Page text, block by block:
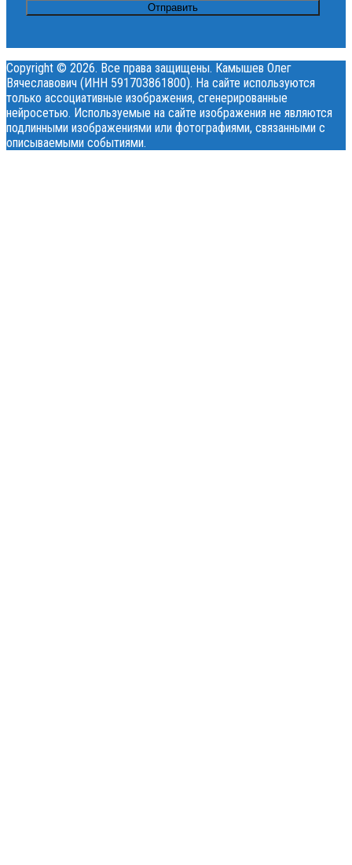
Copyright © 2026. Все права защищены. Камышев Олег
Вячеславович (ИНН 591703861800). На сайте используются
только ассоциативные изображения, сгенерированные
нейросетью. Используемые на сайте изображения не являются
подлинными изображениями или фотографиями, связанными с
описываемыми событиями.